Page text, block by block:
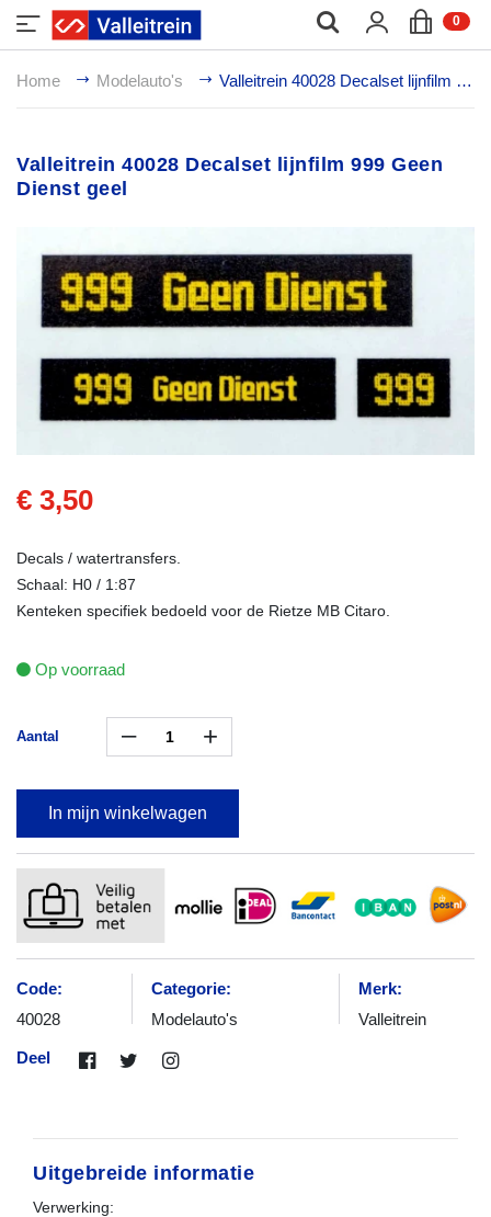
0;
Home Modelauto's Valleitrein 40028 Decalset lijnfilm 999 Geen Dienst geel
Valleitrein 40028 Decalset lijnfilm 999 Geen
Dienst geel
€ 3,50
Decals / watertransfers.
Schaal: H0 / 1:87
Kenteken specifiek bedoeld voor de Rietze MB Citaro.
Op voorraad
Aantal – +
In mijn winkelwagen
Code:
40028
Categorie:
Modelauto's
Merk:
Valleitrein
Deel
Uitgebreide informatie
Verwerking: